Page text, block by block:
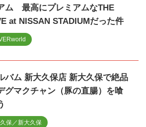
ム 最高にプレミアムなTHE
at NISSAN STADIUMだった件
バム 新大久保店 新大久保で絶品
グマクチャン（豚の直腸）を喰
保／新大久保